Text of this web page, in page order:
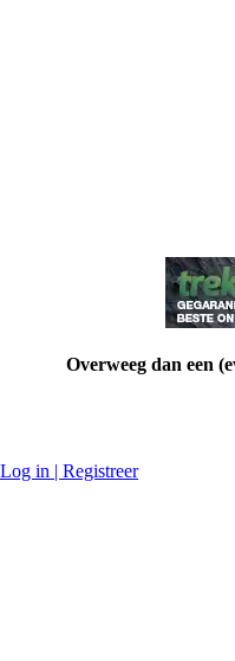
Overweeg dan een
in | Registreer